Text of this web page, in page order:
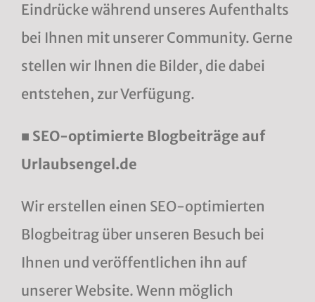
Eindrücke während unseres Aufenthalts
bei Ihnen mit unserer Community. Gerne
stellen wir Ihnen die Bilder, die dabei
entstehen, zur Verfügung.
■ SEO-optimierte Blogbeiträge auf
Urlaubsengel.de
Wir erstellen einen SEO-optimierten
Blogbeitrag über unseren Besuch bei
Ihnen und veröffentlichen ihn auf
unserer Website. Wenn möglich